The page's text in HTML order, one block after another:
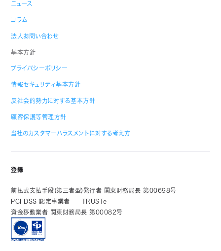
ニュース
コラム
法人お問い合わせ
基本方針
プライバシーポリシー
情報セキュリティ基本方針
反社会的勢力に対する基本方針
顧客保護等管理方針
当社のカスタマーハラスメントに対する考え方
登録
前払式支払手段(第三者型)発行者 関東財務局長 第00698号
PCI DSS 認定事業者
TRUSTe
資金移動業者 関東財務局長 第00082号